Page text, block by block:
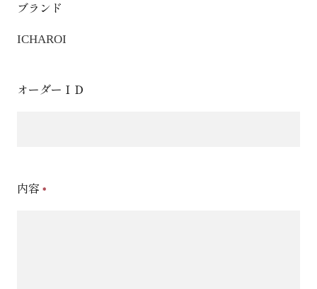
ブランド
ICHAROI
オーダーＩＤ
内容